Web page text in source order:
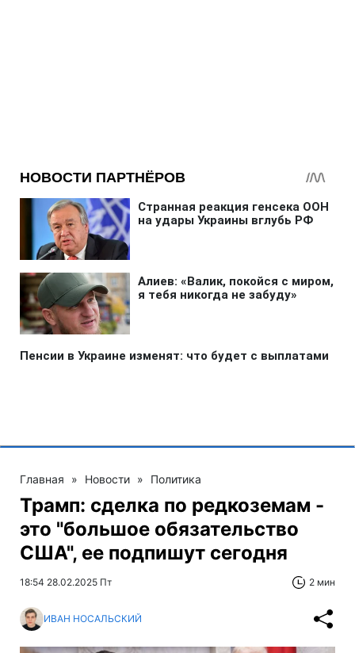
Главная » Новости » Политика
Трамп: сделка по редкоземам -
это "большое обязательство
США", ее подпишут сегодня
18:54 28.02.2025 Пт 2 мин
ИВАН НОСАЛЬСКИЙ